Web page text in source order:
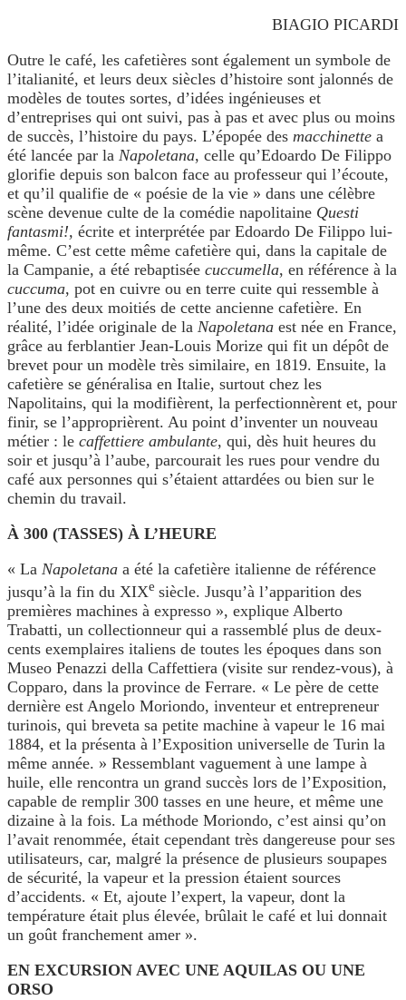
BIAGIO PICARDI
Outre le café, les cafetières sont également un symbole de
l’italianité, et leurs deux siècles d’histoire sont jalonnés de
modèles de toutes sortes, d’idées ingénieuses et
d’entreprises qui ont suivi, pas à pas et avec plus ou moins
de succès, l’histoire du pays. L’épopée des macchinette a
été lancée par la Napoletana, celle qu’Edoardo De Filippo
glorifie depuis son balcon face au professeur qui l’écoute,
et qu’il qualifie de « poésie de la vie » dans une célèbre
scène devenue culte de la comédie napolitaine Questi
fantasmi!, écrite et interprétée par Edoardo De Filippo lui-
même. C’est cette même cafetière qui, dans la capitale de
la Campanie, a été rebaptisée cuccumella, en référence à la
cuccuma, pot en cuivre ou en terre cuite qui ressemble à
l’une des deux moitiés de cette ancienne cafetière. En
réalité, l’idée originale de la Napoletana est née en France,
grâce au ferblantier Jean-Louis Morize qui fit un dépôt de
brevet pour un modèle très similaire, en 1819. Ensuite, la
cafetière se généralisa en Italie, surtout chez les
Napolitains, qui la modifièrent, la perfectionnèrent et, pour
finir, se l’approprièrent. Au point d’inventer un nouveau
métier : le caffettiere ambulante, qui, dès huit heures du
soir et jusqu’à l’aube, parcourait les rues pour vendre du
café aux personnes qui s’étaient attardées ou bien sur le
chemin du travail.
À 300 (TASSES) À L’HEURE
« La Napoletana a été la cafetière italienne de référence
jusqu’à la fin du XIXe siècle. Jusqu’à l’apparition des
premières machines à expresso », explique Alberto
Trabatti, un collectionneur qui a rassemblé plus de deux-
cents exemplaires italiens de toutes les époques dans son
Museo Penazzi della Caffettiera (visite sur rendez-vous), à
Copparo, dans la province de Ferrare. « Le père de cette
dernière est Angelo Moriondo, inventeur et entrepreneur
turinois, qui breveta sa petite machine à vapeur le 16 mai
1884, et la présenta à l’Exposition universelle de Turin la
même année. » Ressemblant vaguement à une lampe à
huile, elle rencontra un grand succès lors de l’Exposition,
capable de remplir 300 tasses en une heure, et même une
dizaine à la fois. La méthode Moriondo, c’est ainsi qu’on
l’avait renommée, était cependant très dangereuse pour ses
utilisateurs, car, malgré la présence de plusieurs soupapes
de sécurité, la vapeur et la pression étaient sources
d’accidents. « Et, ajoute l’expert, la vapeur, dont la
température était plus élevée, brûlait le café et lui donnait
un goût franchement amer ».
EN EXCURSION AVEC UNE AQUILAS OU UNE
ORSO